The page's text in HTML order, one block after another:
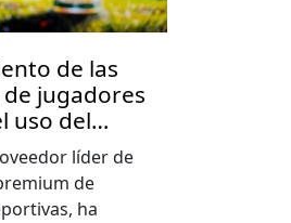
de las
jugadores
uso del
de
nuevos
el
líder de
de
ha